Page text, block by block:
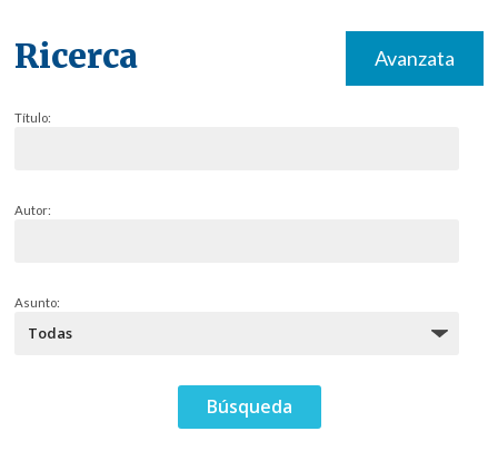
Ricerca Avanzata
Título:
Autor:
Asunto: